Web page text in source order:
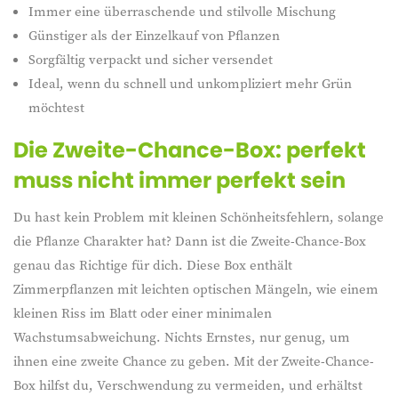
Immer eine überraschende und stilvolle Mischung
Günstiger als der Einzelkauf von Pflanzen
Sorgfältig verpackt und sicher versendet
Ideal, wenn du schnell und unkompliziert mehr Grün
möchtest
Die Zweite-Chance-Box: perfekt
muss nicht immer perfekt sein
Du hast kein Problem mit kleinen Schönheitsfehlern, solange
die Pflanze Charakter hat? Dann ist die Zweite-Chance-Box
genau das Richtige für dich. Diese Box enthält
Zimmerpflanzen mit leichten optischen Mängeln, wie einem
kleinen Riss im Blatt oder einer minimalen
Wachstumsabweichung. Nichts Ernstes, nur genug, um
ihnen eine zweite Chance zu geben. Mit der Zweite-Chance-
Box hilfst du, Verschwendung zu vermeiden, und erhältst